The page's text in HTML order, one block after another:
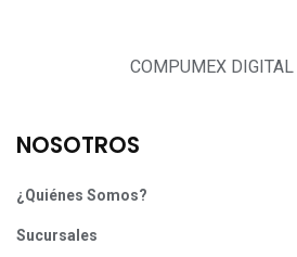
COMPUMEX DIGITAL
NOSOTROS
¿Quiénes Somos?
Sucursales